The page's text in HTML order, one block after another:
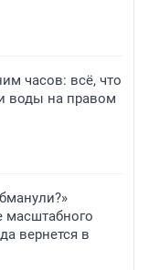
часов: всё, что
воды на правом
масштабного
вернется в